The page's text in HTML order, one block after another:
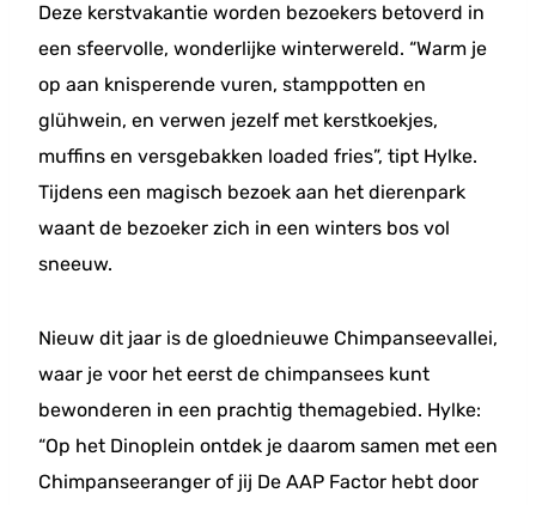
Deze kerstvakantie worden bezoekers betoverd in
een sfeervolle, wonderlijke winterwereld. “Warm je
op aan knisperende vuren, stamppotten en
glühwein, en verwen jezelf met kerstkoekjes,
muffins en versgebakken loaded fries”, tipt Hylke.
Tijdens een magisch bezoek aan het dierenpark
waant de bezoeker zich in een winters bos vol
sneeuw.
Nieuw dit jaar is de gloednieuwe Chimpanseevallei,
waar je voor het eerst de chimpansees kunt
bewonderen in een prachtig themagebied. Hylke:
“Op het Dinoplein ontdek je daarom samen met een
Chimpanseeranger of jij De AAP Factor hebt door